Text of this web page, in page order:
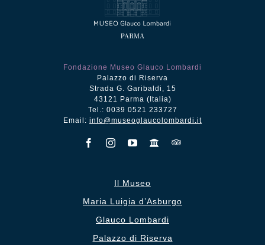
Fondazione Museo Glauco Lombardi
Palazzo di Riserva
Strada G. Garibaldi, 15
43121 Parma (Italia)
Tel.: 0039 0521 233727
Email: info@museoglaucolombardi.it
Il Museo
Maria Luigia d’Asburgo
Glauco Lombardi
Palazzo di Riserva